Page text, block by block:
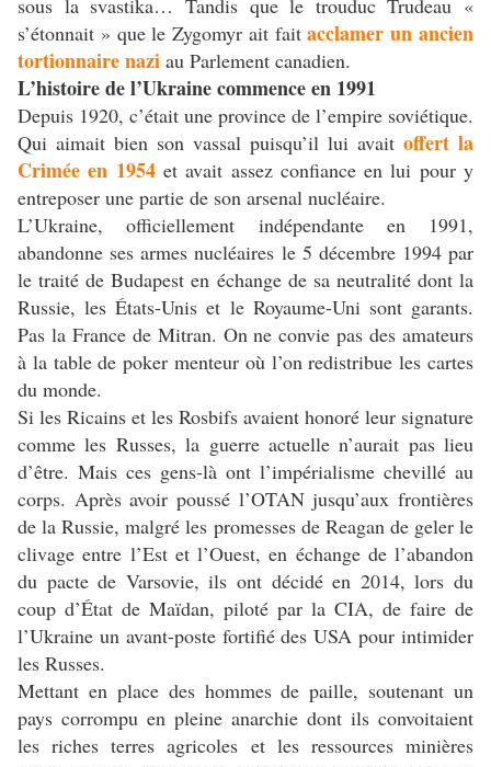
sous la svastika… Tandis que le trouduc Trudeau «
s’étonnait » que le Zygomyr ait faitacclamer un ancien
tortionnaire nazi au Parlement canadien.
L’histoire de l’Ukraine commence en 1991
Depuis 1920, c’était une province de l’empire soviétique.
Qui aimait bien son vassal puisqu’il lui avait offert la
Crimée en 1954 et avait assez confiance en lui pour y
entreposer une partie de son arsenal nucléaire.
L’Ukraine, officiellement indépendante en 1991,
abandonne ses armes nucléaires le 5 décembre 1994 par
le traité de Budapest en échange de sa neutralité dont la
Russie, les États-Unis et le Royaume-Uni sont garants.
Pas la France de Mitran. On ne convie pas des amateurs
à la table de poker menteur où l’on redistribue les cartes
du monde.
Si les Ricains et les Rosbifs avaient honoré leur signature
comme les Russes, la guerre actuelle n’aurait pas lieu
d’être. Mais ces gens-là ont l’impérialisme chevillé au
corps. Après avoir poussé l’OTAN jusqu’aux frontières
de la Russie, malgré les promesses de Reagan de geler le
clivage entre l’Est et l’Ouest, en échange de l’abandon
du pacte de Varsovie, ils ont décidé en 2014, lors du
coup d’État de Maïdan, piloté par la CIA, de faire de
l’Ukraine un avant-poste fortifié des USA pour intimider
les Russes.
Mettant en place des hommes de paille, soutenant un
pays corrompu en pleine anarchie dont ils convoitaient
les riches terres agricoles et les ressources minières